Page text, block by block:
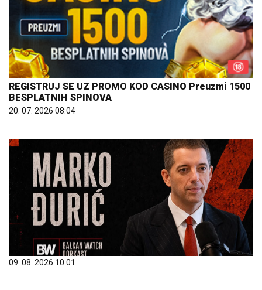
REGISTRUJ SE UZ PROMO KOD CASINO Preuzmi 1500
BESPLATNIH SPINOVA
20. 07. 2026 08:04
09. 08. 2026 10:01